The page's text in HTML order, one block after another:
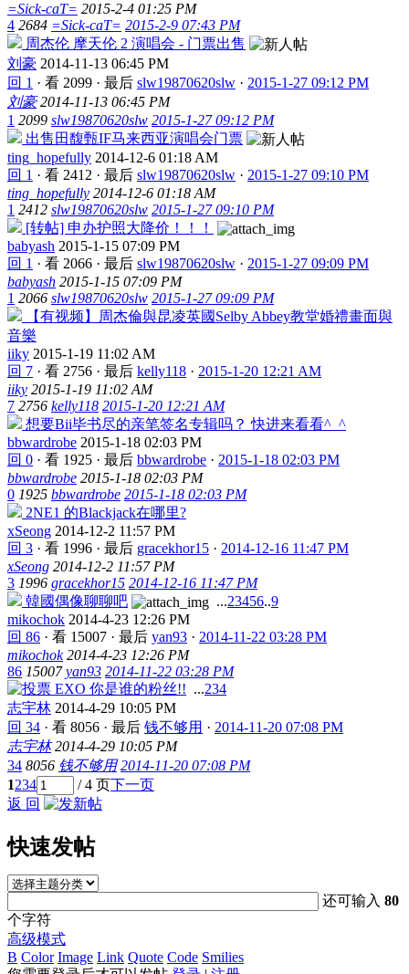
=Sick-caT= 2015-2-4 01:25 PM
4 2684 =Sick-caT= 2015-2-9 07:43 PM
周杰伦 摩天伦 2 演唱会 - 门票出售
刘豪 2014-11-13 06:45 PM
回 1 · 看 2099 · 最后 slw19870620slw · 2015-1-27 09:12 PM
刘豪 2014-11-13 06:45 PM
1 2099 slw19870620slw 2015-1-27 09:12 PM
出售田馥甄IF马来西亚演唱会门票
ting_hopefully 2014-12-6 01:18 AM
回 1 · 看 2412 · 最后 slw19870620slw · 2015-1-27 09:10 PM
ting_hopefully 2014-12-6 01:18 AM
1 2412 slw19870620slw 2015-1-27 09:10 PM
[转帖] 申办护照大降价！！！
babyash 2015-1-15 07:09 PM
回 1 · 看 2066 · 最后 slw19870620slw · 2015-1-27 09:09 PM
babyash 2015-1-15 07:09 PM
1 2066 slw19870620slw 2015-1-27 09:09 PM
【有视频】周杰倫與昆凌英國Selby Abbey教堂婚禮畫面與
音樂
iiky 2015-1-19 11:02 AM
回 7 · 看 2756 · 最后 kelly118 · 2015-1-20 12:21 AM
iiky 2015-1-19 11:02 AM
7 2756 kelly118 2015-1-20 12:21 AM
想要Bii毕书尽的亲笔签名专辑吗？ 快进来看看^_^
bbwardrobe 2015-1-18 02:03 PM
回 0 · 看 1925 · 最后 bbwardrobe · 2015-1-18 02:03 PM
bbwardrobe 2015-1-18 02:03 PM
0 1925 bbwardrobe 2015-1-18 02:03 PM
2NE1 的Blackjack在哪里?
xSeong 2014-12-2 11:57 PM
回 3 · 看 1996 · 最后 gracekhor15 · 2014-12-16 11:47 PM
xSeong 2014-12-2 11:57 PM
3 1996 gracekhor15 2014-12-16 11:47 PM
韓國偶像聊聊吧
...23456..9
mikochok 2014-4-23 12:26 PM
回 86 · 看 15007 · 最后 yan93 · 2014-11-22 03:28 PM
mikochok 2014-4-23 12:26 PM
86 15007 yan93 2014-11-22 03:28 PM
EXO 你是谁的粉丝!! ...234
志宇林 2014-4-29 10:05 PM
回 34 · 看 8056 · 最后 钱不够用 · 2014-11-20 07:08 PM
志宇林 2014-4-29 10:05 PM
34 8056 钱不够用 2014-11-20 07:08 PM
1234 / 4 页下一页
返 回
快速发帖
还可输入80
个字符
高级模式
B Color Image Link Quote Code Smilies